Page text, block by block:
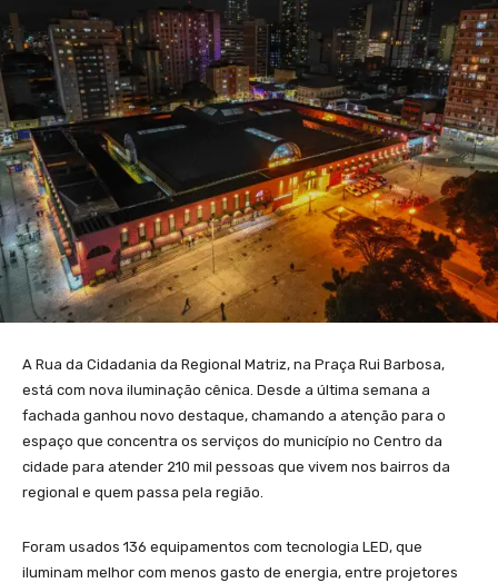
A Rua da Cidadania da Regional Matriz, na Praça Rui Barbosa,
está com nova iluminação cênica. Desde a última semana a
fachada ganhou novo destaque, chamando a atenção para o
espaço que concentra os serviços do município no Centro da
cidade para atender 210 mil pessoas que vivem nos bairros da
regional e quem passa pela região.
Foram usados 136 equipamentos com tecnologia LED, que
iluminam melhor com menos gasto de energia, entre projetores